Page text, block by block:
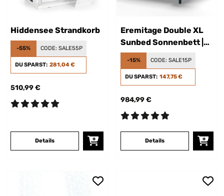
Hiddensee Strandkorb
-55% CODE: SALE55P
DU SPARST: 281,04 €
510,99 €
Details
Eremitage Double XL
Sunbed Sonnenbett |
Sonnenschutz
-15% CODE: SALE15P
DU SPARST: 147,75 €
984,99 €
Details